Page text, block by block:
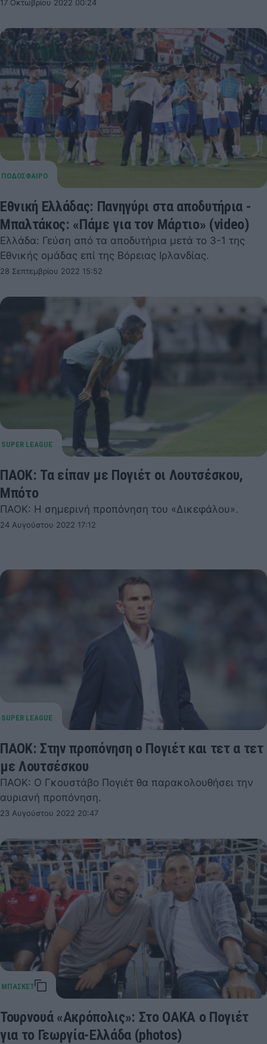
17 Οκτωβρίου 2022 00:24
Εθνική Ελλάδας: Πανηγύρι στα αποδυτήρια -
Μπαλτάκος: «Πάμε για τον Μάρτιο» (video)
Ελλάδα: Γεύση από τα αποδυτήρια μετά το 3-1 της
Εθνικής ομάδας επί της Βόρειας Ιρλανδίας.
28 Σεπτεμβρίου 2022 15:52
ΠΑΟΚ: Τα είπαν με Πογιέτ οι Λουτσέσκου,
Μπότο
ΠΑΟΚ: Η σημερινή προπόνηση του «Δικεφάλου».
24 Αυγούστου 2022 17:12
ΠΑΟΚ: Στην προπόνηση ο Πογιέτ και τετ α τετ
με Λουτσέσκου
ΠΑΟΚ: Ο Γκουστάβο Πογιέτ θα παρακολουθήσει την
αυριανή προπόνηση.
23 Αυγούστου 2022 20:47
Τουρνουά «Ακρόπολις»: Στο ΟΑΚΑ ο Πογιέτ
για το Γεωργία-Ελλάδα (photos)